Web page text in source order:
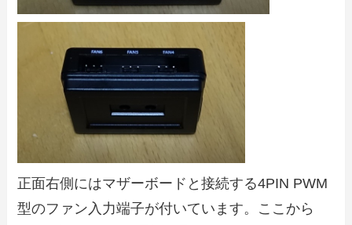
正面右側にはマザーボードと接続する4PIN PWM
型のファン入力端子が付いています。ここから